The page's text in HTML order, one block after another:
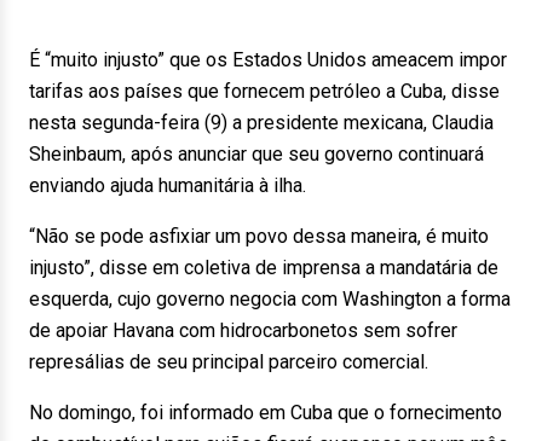
É “muito injusto” que os Estados Unidos ameacem impor
tarifas aos países que fornecem petróleo a Cuba, disse
nesta segunda-feira (9) a presidente mexicana, Claudia
Sheinbaum, após anunciar que seu governo continuará
enviando ajuda humanitária à ilha.
“Não se pode asfixiar um povo dessa maneira, é muito
injusto”, disse em coletiva de imprensa a mandatária de
esquerda, cujo governo negocia com Washington a forma
de apoiar Havana com hidrocarbonetos sem sofrer
represálias de seu principal parceiro comercial.
No domingo, foi informado em Cuba que o fornecimento